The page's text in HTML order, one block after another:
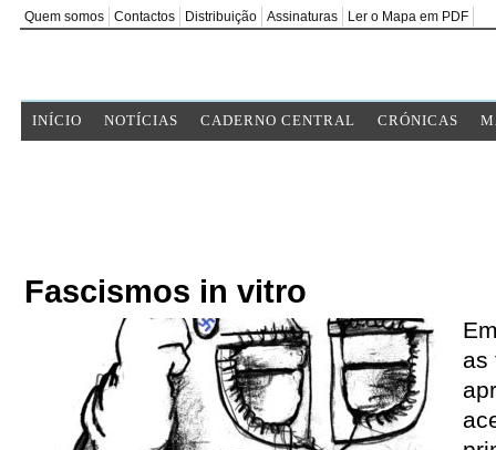
Quem somos Contactos Distribuição Assinaturas Ler o Mapa em PDF
INÍCIO NOTÍCIAS CADERNO CENTRAL CRÓNICAS
Fascismos in vitro
as